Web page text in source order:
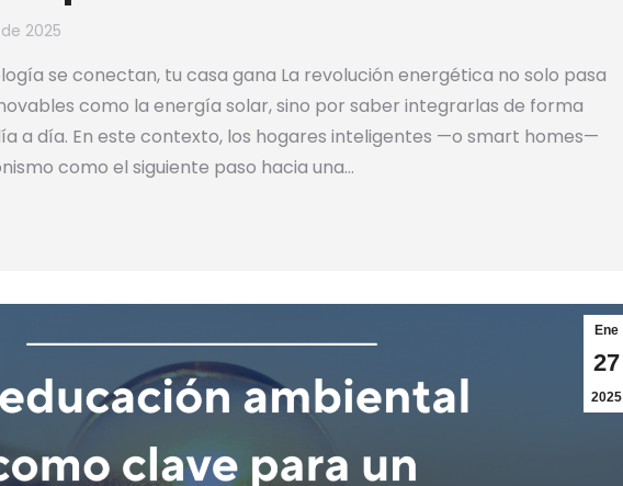
2025
se conectan, tu casa gana La revolución energética no solo pasa
como la energía solar, sino por saber integrarlas de forma
a día. En este contexto, los hogares inteligentes —o smart homes—
como el siguiente paso hacia una…
Ene
27
2025